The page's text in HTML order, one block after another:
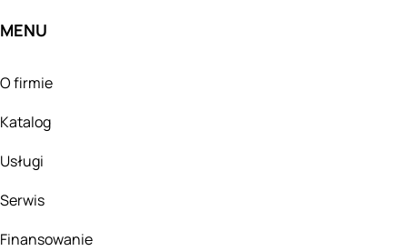
MENU
O firmie
Katalog
Usługi
Serwis
Finansowanie